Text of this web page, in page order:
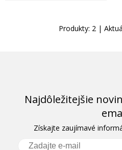
Produkty: 2 |
Najdôležitejšie
Získajte zaujímavé